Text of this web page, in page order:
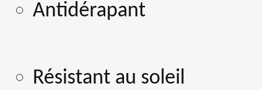
Antidérapant
Résistant au soleil